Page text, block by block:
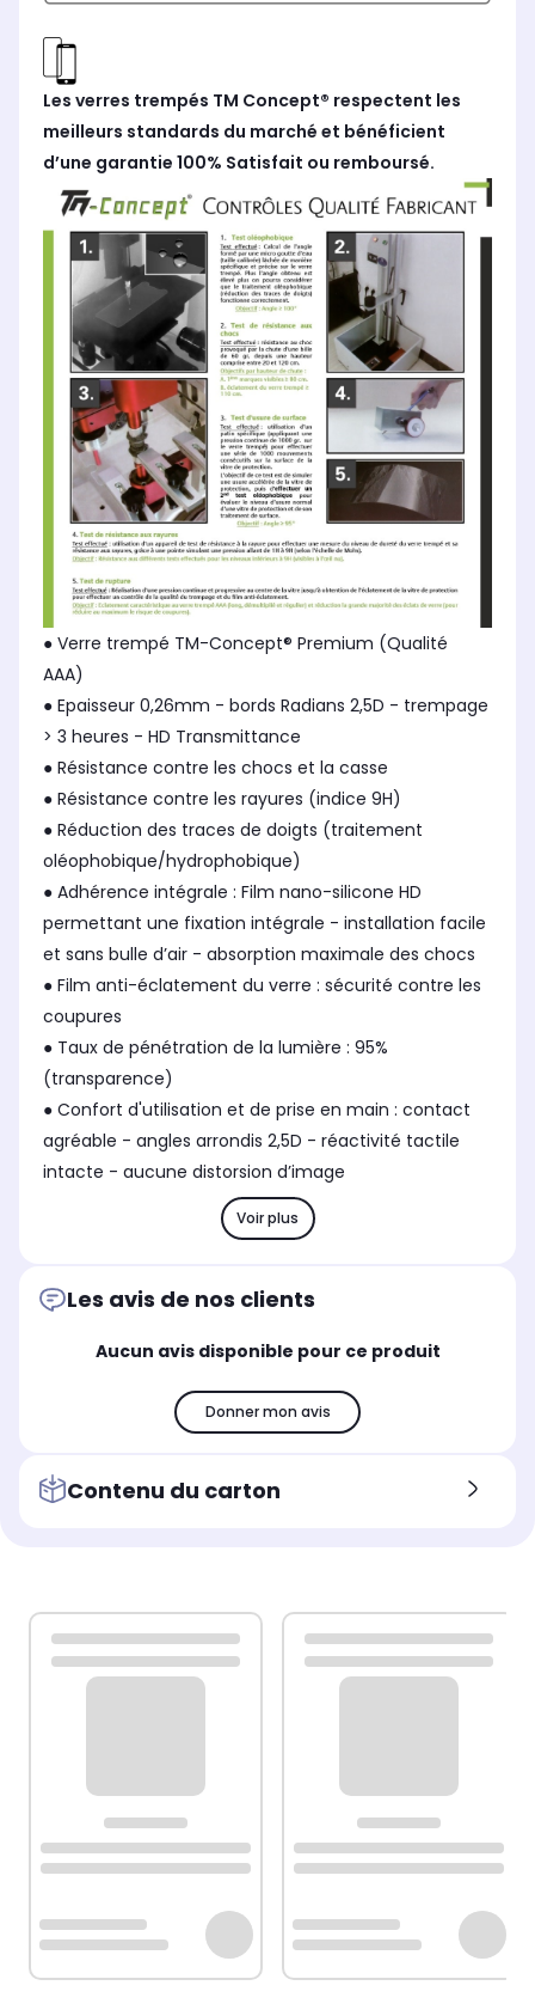
Les verres trempés TM Concept® respectent les
meilleurs standards du marché et bénéficient
d’une garantie 100% Satisfait ou remboursé.
● Verre trempé TM-Concept® Premium (Qualité
AAA)
● Epaisseur 0,26mm - bords Radians 2,5D - trempage
> 3 heures - HD Transmittance
● Résistance contre les chocs et la casse
● Résistance contre les rayures (indice 9H)
● Réduction des traces de doigts (traitement
oléophobique/hydrophobique)
● Adhérence intégrale : Film nano-silicone HD
permettant une fixation intégrale - installation facile
et sans bulle d’air - absorption maximale des chocs
● Film anti-éclatement du verre : sécurité contre les
coupures
● Taux de pénétration de la lumière : 95%
(transparence)
● Confort d'utilisation et de prise en main : contact
agréable - angles arrondis 2,5D - réactivité tactile
intacte - aucune distorsion d’image
Voir plus
Les avis de nos clients
Aucun avis disponible pour ce produit
Donner mon avis
Contenu du carton